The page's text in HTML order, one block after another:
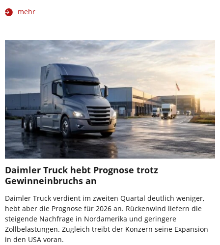
mehr
Daimler Truck hebt Prognose trotz
Gewinneinbruchs an
Daimler Truck verdient im zweiten Quartal deutlich weniger,
hebt aber die Prognose für 2026 an. Rückenwind liefern die
steigende Nachfrage in Nordamerika und geringere
Zollbelastungen. Zugleich treibt der Konzern seine Expansion
in den USA voran.